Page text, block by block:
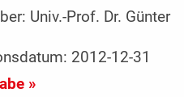
Univ.-Prof. Dr. Günter
2012-12-31
»